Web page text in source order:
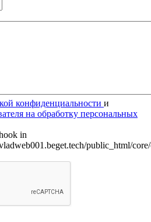
конфиденциальности и
на обработку персональных
in
public_html/